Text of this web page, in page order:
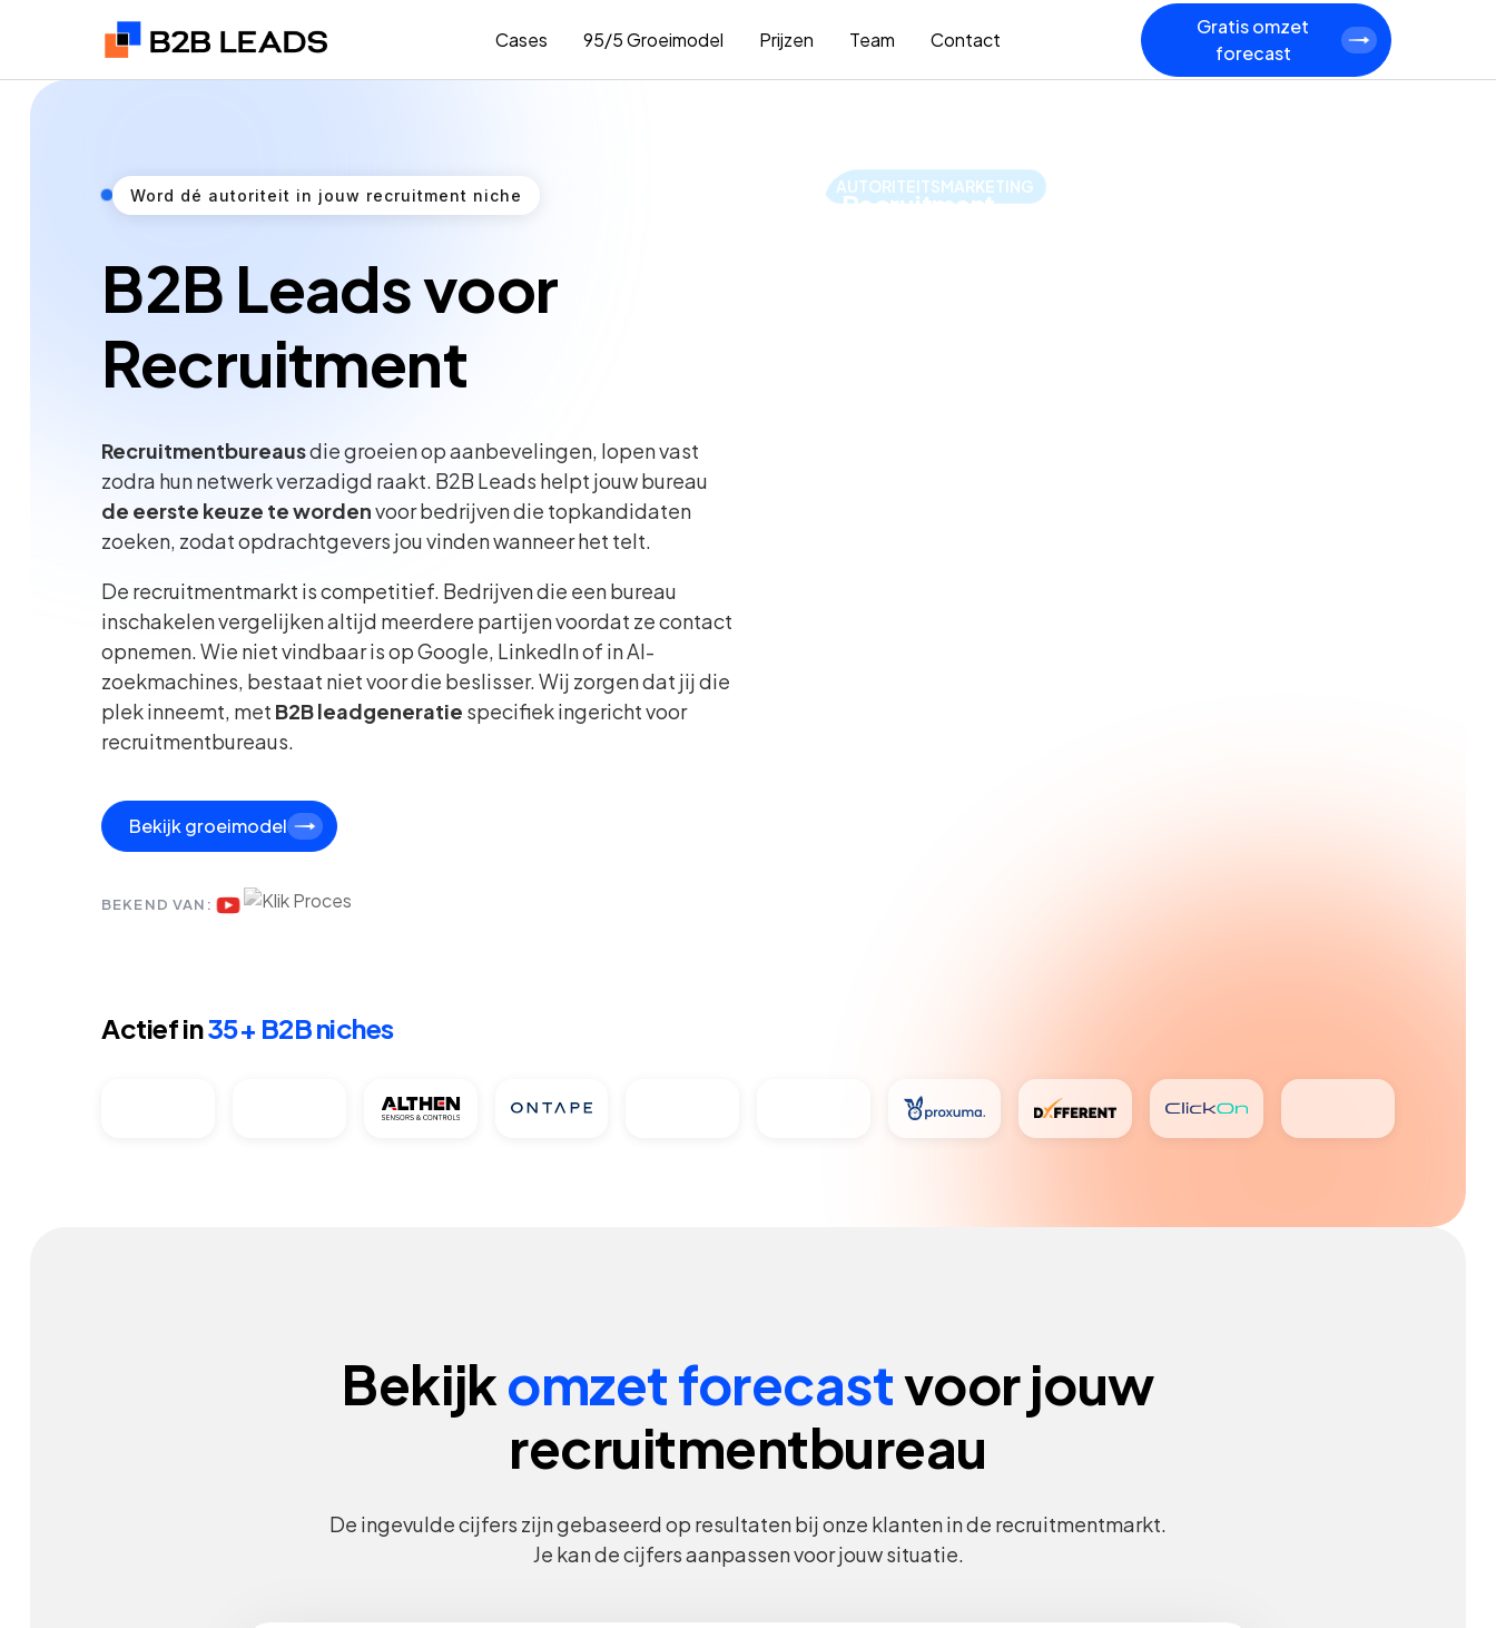
Cases 95/5 Groeimodel Prijzen Team Contact
Gratis omzet
forecast
Word dé autoriteit in jouw recruitment niche
B2B Leads voor
Recruitment
Recruitmentbureausdie groeien op aanbevelingen, lopen vast
zodra hun netwerk verzadigd raakt. B2B Leads helpt jouw bureau
de eerste keuze te wordenvoor bedrijven die topkandidaten
zoeken, zodat opdrachtgevers jou vinden wanneer het telt.
De recruitmentmarkt is competitief. Bedrijven die een bureau
inschakelen vergelijken altijd meerdere partijen voordat ze contact
opnemen. Wie niet vindbaar is op Google, LinkedIn of in AI-
zoekmachines, bestaat niet voor die beslisser. Wij zorgen dat jij die
plek inneemt, met B2B leadgeneratie specifiek ingericht voor
recruitmentbureaus.
Bekijk groeimodel
BEKEND VAN:
AUTORITEITSMARKETING
Recruitment
Actief in35+ B2B niches
Bekijkomzet forecastvoor jouw
recruitmentbureau
De ingevulde cijfers zijn gebaseerd op resultaten bij onze klanten in de recruitmentmarkt.
Je kan de cijfers aanpassen voor jouw situatie.